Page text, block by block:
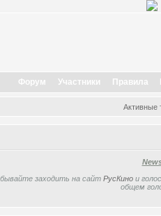
Форум Участники Правила
Активные
заходить на сайт РусКино и
общем